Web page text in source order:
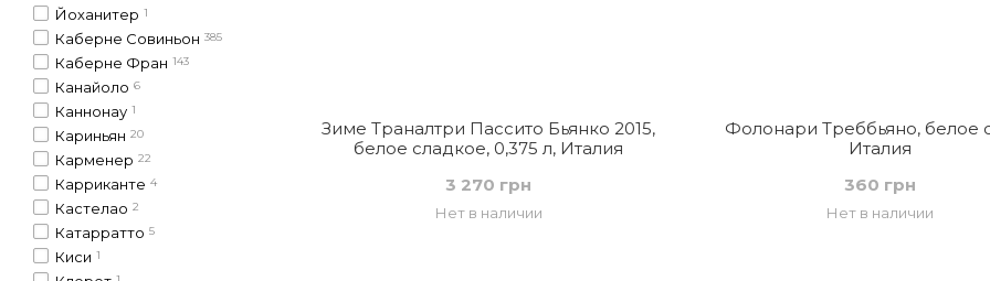
Зиме Траналтри Пассито Бьянко 2015,
белое сладкое, 0,375 л, Италия
3 270 грн
Нет в наличии
Фолонари Треббьяно, белое
Италия
360 грн
Нет в наличии
Йоханитер 1
Каберне Совиньон 385
Каберне Фран 143
Канайоло 6
Каннонау 1
Кариньян 20
Карменер 22
Карриканте 4
Кастелао 2
Катарратто 5
Киси 1